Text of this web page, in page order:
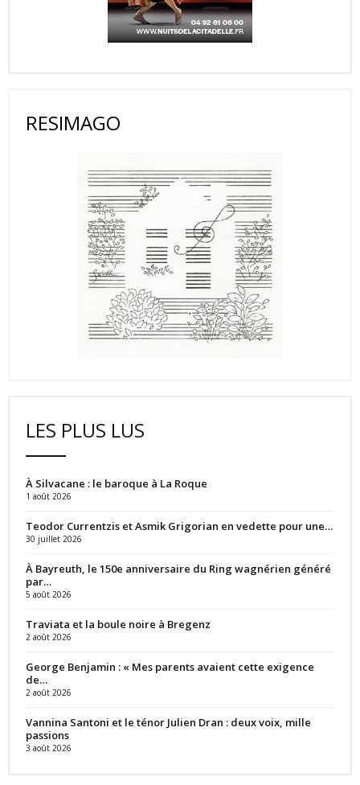
RESIMAGO
LES PLUS LUS
À Silvacane : le baroque à La Roque
1 août 2026
Teodor Currentzis et Asmik Grigorian en vedette pour une…
30 juillet 2026
À Bayreuth, le 150e anniversaire du Ring wagnérien généré
par…
5 août 2026
Traviata et la boule noire à Bregenz
2 août 2026
George Benjamin : « Mes parents avaient cette exigence
de…
2 août 2026
Vannina Santoni et le ténor Julien Dran : deux voix, mille
passions
3 août 2026